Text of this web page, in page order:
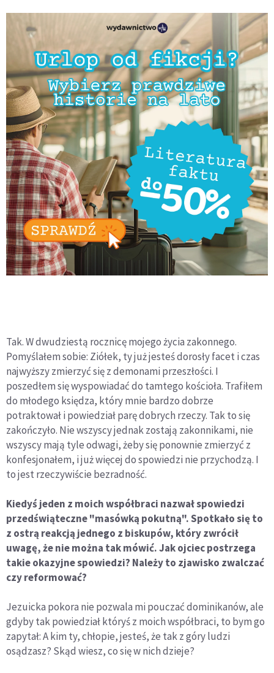
Tak. W dwudziestą rocznicę mojego życia zakonnego.
Pomyślałem sobie: Ziółek, ty już jesteś dorosły facet i czas
najwyższy zmierzyć się z demonami przeszłości. I
poszedłem się wyspowiadać do tamtego kościoła. Trafiłem
do młodego księdza, który mnie bardzo dobrze
potraktował i powiedział parę dobrych rzeczy. Tak to się
zakończyło. Nie wszyscy jednak zostają zakonnikami, nie
wszyscy mają tyle odwagi, żeby się ponownie zmierzyć z
konfesjonałem, i już więcej do spowiedzi nie przychodzą. I
to jest rzeczywiście bezradność.
Kiedyś jeden z moich współbraci nazwał spowiedzi
przedświąteczne "masówką pokutną". Spotkało się to
z ostrą reakcją jednego z biskupów, który zwrócił
uwagę, że nie można tak mówić. Jak ojciec postrzega
takie okazyjne spowiedzi? Należy to zjawisko zwalczać
czy reformować?
Jezuicka pokora nie pozwala mi pouczać dominikanów, ale
gdyby tak powiedział któryś z moich współbraci, to bym go
zapytał: A kim ty, chłopie, jesteś, że tak z góry ludzi
osądzasz? Skąd wiesz, co się w nich dzieje?